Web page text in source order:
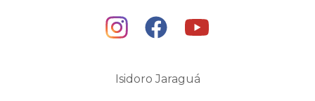
Isidoro Jaraguá